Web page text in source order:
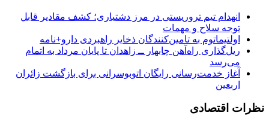
انهدام تیم تروریستی در مرز دشتیاری؛ کشف مقادیر قابل
توجه سلاح و مهمات
اولتیماتوم به تامین‌کنندگان ذخایر راهبردی دارو+نامه
ریل‌گذاری راه‌آهن چابهار ــ زاهدان تا پایان مرداد به اتمام
می‌رسد
آغاز خدمت‌رسانی رایگان اتوبوسرانی برای بازگشت زائران
اربعین
نظرات اقتصادی